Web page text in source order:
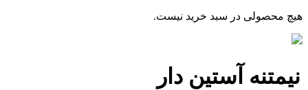
هیچ محصولی در سبد خرید نیست.
نیمتنه آستین دار